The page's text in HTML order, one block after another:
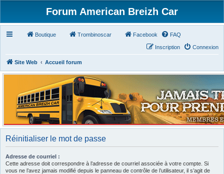
Forum American Breizh Car
Boutique Trombinoscar Facebook FAQ
Connexion
Inscription
Site Web Accueil forum
Réinitialiser le mot de passe
Adresse de courriel :
Cette adresse doit correspondre à l’adresse de courriel associée à votre compte. Si
vous ne l’avez jamais modifié depuis le panneau de contrôle de l’utilisateur, il s’agit de